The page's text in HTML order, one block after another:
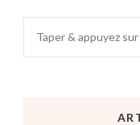
recherchiez